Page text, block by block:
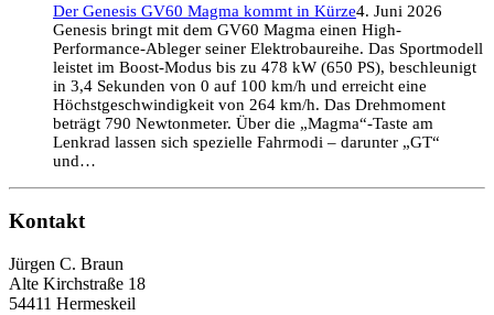
Der Genesis GV60 Magma kommt in Kürze4. Juni 2026
Genesis bringt mit dem GV60 Magma einen High-
Performance-Ableger seiner Elektrobaureihe. Das Sportmodell
leistet im Boost-Modus bis zu 478 kW (650 PS), beschleunigt
in 3,4 Sekunden von 0 auf 100 km/h und erreicht eine
Höchstgeschwindigkeit von 264 km/h. Das Drehmoment
beträgt 790 Newtonmeter. Über die „Magma“-Taste am
Lenkrad lassen sich spezielle Fahrmodi – darunter „GT“
und…
Kontakt
Jürgen C. Braun
Alte Kirchstraße 18
54411 Hermeskeil